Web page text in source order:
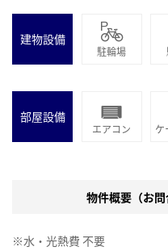
建物設備
駐輪場
部屋設備
エアコン ケ
物件概要（お
※水・光熱費 不要